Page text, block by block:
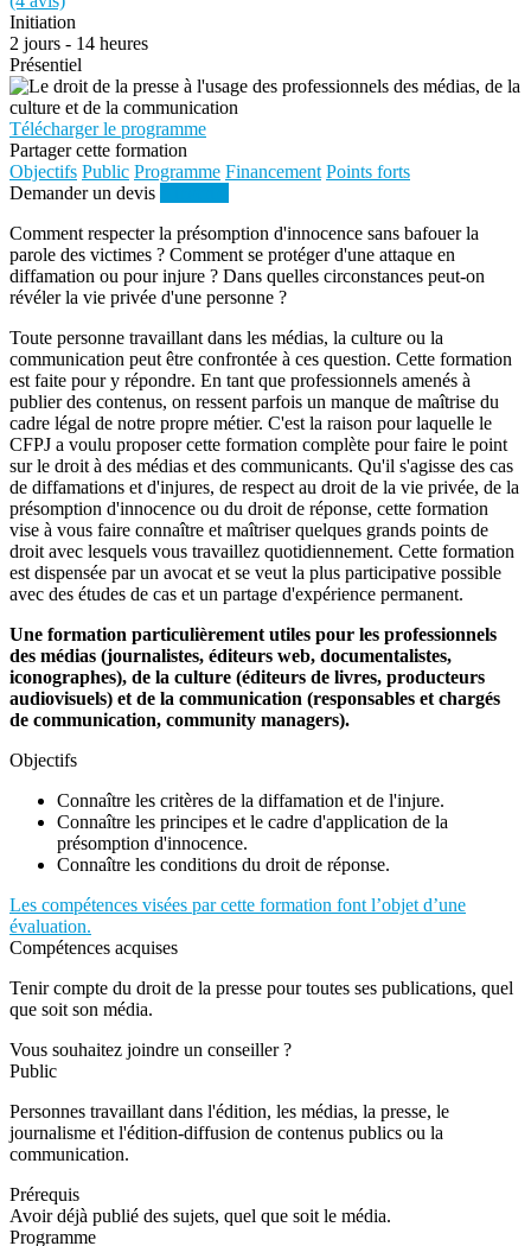
Initiation
2 jours - 14 heures
Présentiel
Télécharger le programme
Partager cette formation
Objectifs Public Programme Financement Points forts
Demander un devis
Comment respecter la présomption d'innocence sans bafouer la
parole des victimes ? Comment se protéger d'une attaque en
diffamation ou pour injure ? Dans quelles circonstances peut-on
révéler la vie privée d'une personne ?
Toute personne travaillant dans les médias, la culture ou la
communication peut être confrontée à ces question. Cette formation
est faite pour y répondre. En tant que professionnels amenés à
publier des contenus, on ressent parfois un manque de maîtrise du
cadre légal de notre propre métier. C'est la raison pour laquelle le
CFPJ a voulu proposer cette formation complète pour faire le point
sur le droit à des médias et des communicants. Qu'il s'agisse des cas
de diffamations et d'injures, de respect au droit de la vie privée, de la
présomption d'innocence ou du droit de réponse, cette formation
vise à vous faire connaître et maîtriser quelques grands points de
droit avec lesquels vous travaillez quotidiennement. Cette formation
est dispensée par un avocat et se veut la plus participative possible
avec des études de cas et un partage d'expérience permanent.
Une formation particulièrement utiles pour les professionnels
des médias (journalistes, éditeurs web, documentalistes,
iconographes), de la culture (éditeurs de livres, producteurs
audiovisuels) et de la communication (responsables et chargés
de communication, community managers).
Objectifs
Connaître les critères de la diffamation et de l'injure.
Connaître les principes et le cadre d'application de la
présomption d'innocence.
Connaître les conditions du droit de réponse.
Les compétences visées par cette formation font l’objet d’une
évaluation.
Compétences acquises
Tenir compte du droit de la presse pour toutes ses publications, quel
que soit son média.
Vous souhaitez joindre un conseiller ?
Public
Personnes travaillant dans l'édition, les médias, la presse, le
journalisme et l'édition-diffusion de contenus publics ou la
communication.
Prérequis
Avoir déjà publié des sujets, quel que soit le média.
Programme